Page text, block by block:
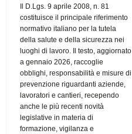
Il D.Lgs. 9 aprile 2008, n. 81
costituisce il principale riferimento
normativo italiano per la tutela
della salute e della sicurezza nei
luoghi di lavoro. Il testo, aggiornato
a gennaio 2026, raccoglie
obblighi, responsabilità e misure di
prevenzione riguardanti aziende,
lavoratori e cantieri, recependo
anche le più recenti novità
legislative in materia di
formazione, vigilanza e